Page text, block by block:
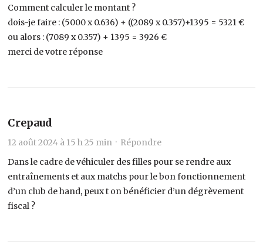
Comment calculer le montant ?
dois-je faire : (5000 x 0.636) + ((2089 x 0.357)+1395 = 5321 €
ou alors : (7089 x 0.357) + 1395 = 3926 €
merci de votre réponse
Crepaud
12 août 2024 à 15 h 25 min · Répondre
Dans le cadre de véhiculer des filles pour se rendre aux
entraînements et aux matchs pour le bon fonctionnement
d’un club de hand, peux t on bénéficier d’un dégrèvement
fiscal ?